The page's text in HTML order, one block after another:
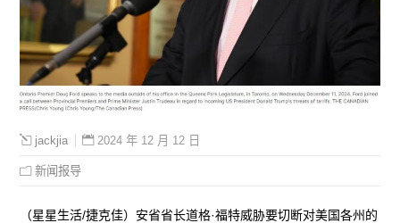
jackjia 2024 年 12 月 12 日
新闻报导
（星星生活/捷克佳）安省省长道格·福特威胁要切断对美国各州的